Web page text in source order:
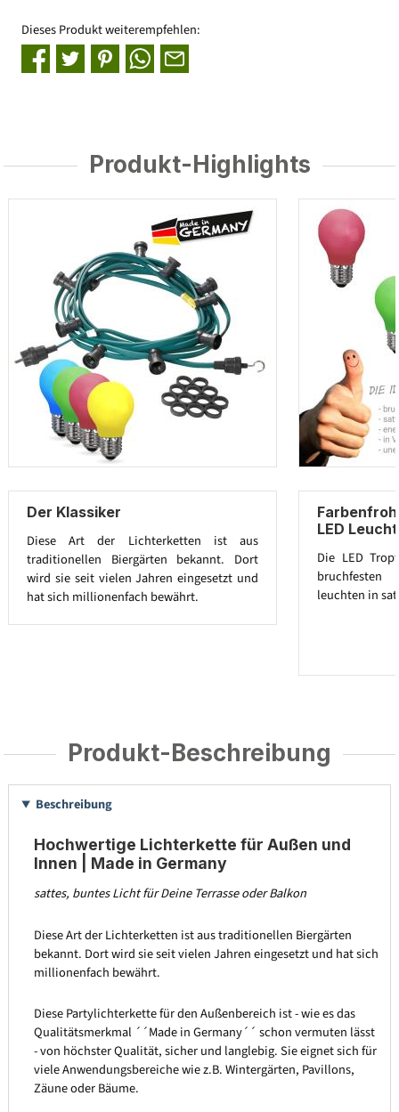
Dieses Produkt weiterempfehlen:
Produkt-Highlights
Der Klassiker
Diese Art der Lichterketten ist aus
traditionellen Biergärten bekannt. Dort
wird sie seit vielen Jahren eingesetzt und
hat sich millionenfach bewährt.
LED
Die LED
bruchfesten
leuchten in
Produkt-Beschreibung
Beschreibung
Hochwertige Lichterkette für Außen und
Innen | Made in Germany
sattes, buntes Licht für Deine Terrasse oder Balkon
Diese Art der Lichterketten ist aus traditionellen Biergärten
bekannt. Dort wird sie seit vielen Jahren eingesetzt und hat sich
millionenfach bewährt.
Diese Partylichterkette für den Außenbereich ist - wie es das
Qualitätsmerkmal ´´Made in Germany´´ schon vermuten lässt
- von höchster Qualität, sicher und langlebig. Sie eignet sich für
viele Anwendungsbereiche wie z.B. Wintergärten, Pavillons,
Zäune oder Bäume.